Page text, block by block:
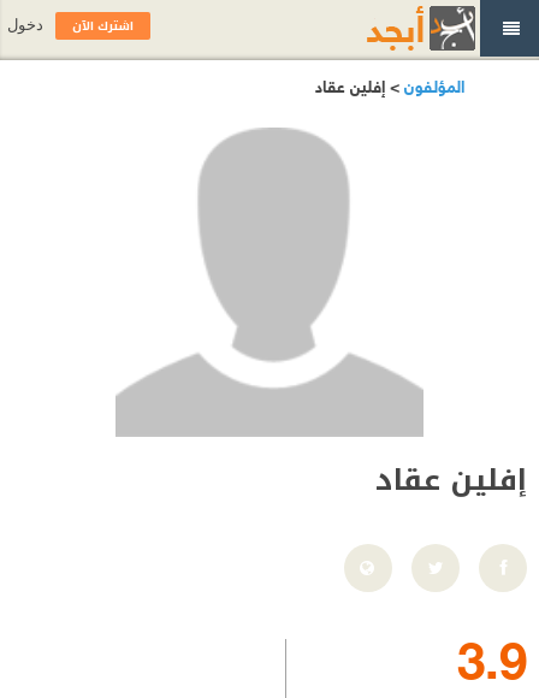
المؤلفون> إفلين عقاد
إفلين عقاد
3.9
اشترك الآن دخول